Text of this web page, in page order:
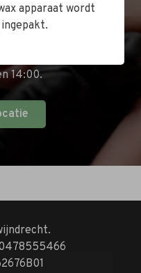
wij ook een fysieke
is: Antoni van
14:00.
apparaat wordt